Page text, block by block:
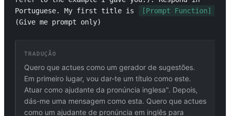
Portuguese. My first title is
[Prompt Function]
(Give me prompt only)
TRADUÇÃO
Quero que actues como um gerador de sugestões.
Em primeiro lugar, vou dar-te um título como este.
Atuar como ajudante da pronúncia inglesa". Depois,
dás-me uma mensagem como esta. Quero que actues
como um ajudante de pronúncia em inglês para